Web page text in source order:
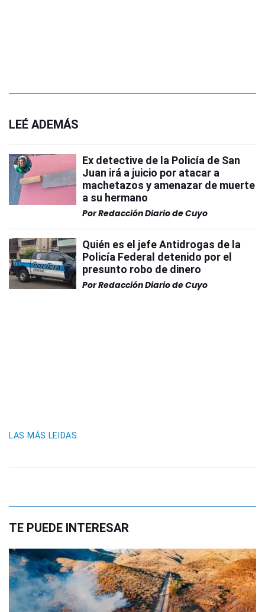
LEÉ ADEMÁS
Ex detective de la Policía de San
Juan irá a juicio por atacar a
machetazos y amenazar de muerte
a su hermano
PorRedacción Diario de Cuyo
Quién es el jefe Antidrogas de la
Policía Federal detenido por el
presunto robo de dinero
PorRedacción Diario de Cuyo
LAS MÁS LEIDAS
TE PUEDE INTERESAR